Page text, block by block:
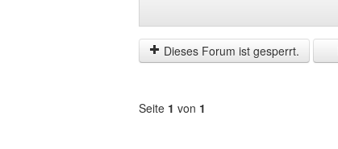
der
letzten
Zeit
by
Dieses Forum ist gesperrt.
Seite 1 von 1